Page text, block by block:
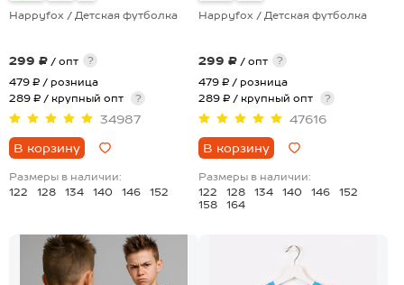
Happyfox / Детская футболка
299 ₽ / опт
?
479 ₽ / розница
289 ₽ / крупный опт
?
34987
В корзину
Размеры в наличии:
122
128 134 140 146 152
Happyfox / Детская футболка
299 ₽ / опт
?
479 ₽ / розница
289 ₽ / крупный опт
?
47616
В корзину
Размеры в наличии:
122
128 134 140 146
152
158
164